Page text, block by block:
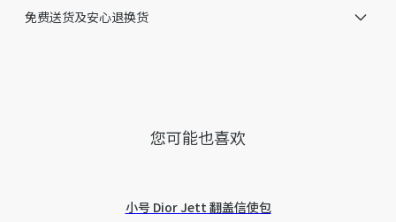
意大利制造
免费送货及安心退换货
您可能也喜欢
小号 Dior Jett 翻盖信使包